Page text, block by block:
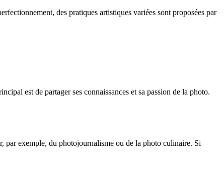
des pratiques artistiques variées sont proposées par
est de partager ses connaissances et sa passion de la photo.
par exemple, du photojournalisme ou de la photo culinaire. Si